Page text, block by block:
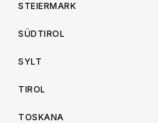
STEIERMARK
SÜDTIROL
SYLT
TIROL
TOSKANA